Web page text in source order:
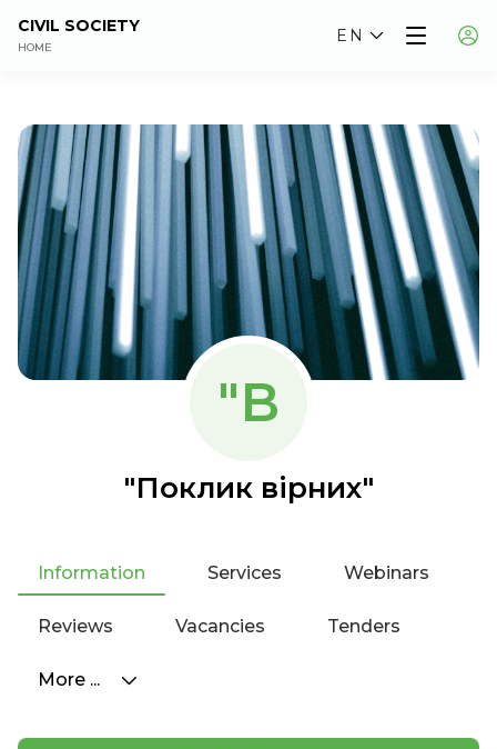
CIVIL SOCIETY
HOME
EN
"В
"Поклик вірних"
Information Services Webinars
Reviews Vacancies Tenders
More ...